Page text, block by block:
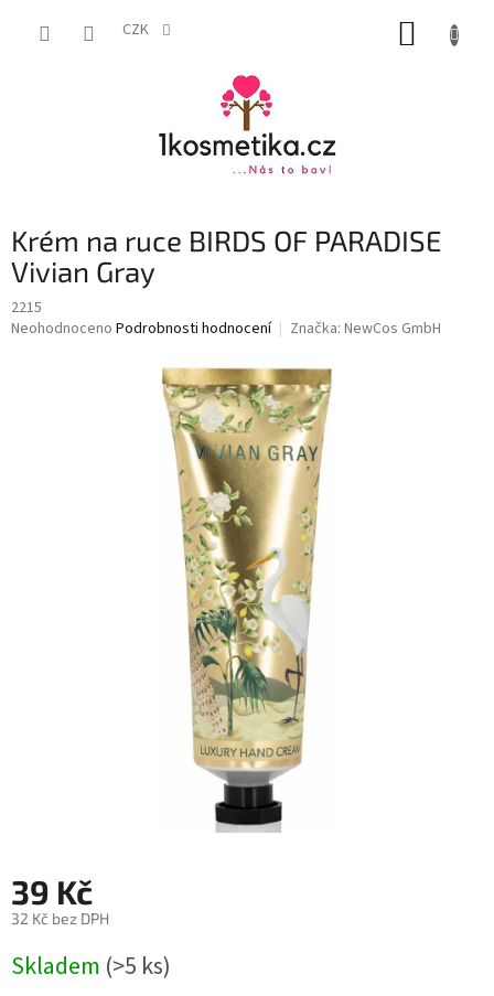
CZK
Krém na ruce BIRDS OF PARADISE
Vivian Gray
2215
Průměrné
Neohodnoceno Podrobnosti hodnocení Značka: NewCos GmbH
39 Kč
32 Kč bez DPH
cena:
Skladem (>5 ks)